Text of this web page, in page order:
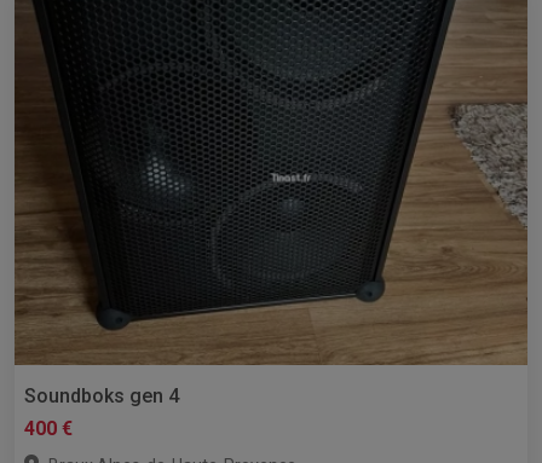
Soundboks gen 4
400 €